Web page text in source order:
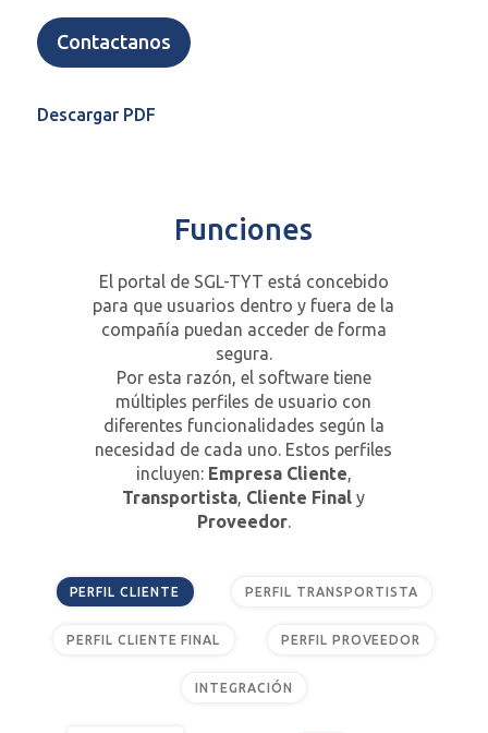
Contactanos
Descargar PDF
Funciones
El portal de SGL-TYT está concebido
para que usuarios dentro y fuera de la
compañía puedan acceder de forma
segura.
Por esta razón, el software tiene
múltiples perfiles de usuario con
diferentes funcionalidades según la
necesidad de cada uno. Estos perfiles
incluyen: Empresa Cliente,
Transportista, Cliente Final y
Proveedor.
PERFIL CLIENTE PERFIL TRANSPORTISTA
PERFIL CLIENTE FINAL PERFIL PROVEEDOR
INTEGRACIÓN